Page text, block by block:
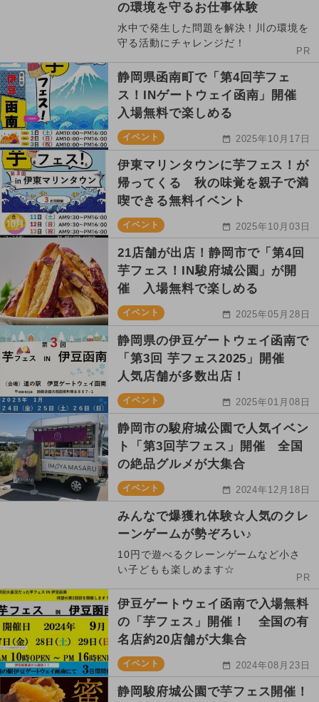
の環境を守るお仕事体験
水中で発生した問題を解決！川の環境を
守る活動にチャレンジだ！
PR
静岡県函南町で「第4回芋フェ
ス！INゲートウェイ函南」開催
入場無料で楽しめる
イベント 2025年10月17日
伊東マリンタウンに芋フェス！が
帰ってくる 秋の味覚を親子で満
喫できる無料イベント
イベント 2025年10月03日
21店舗が出店！静岡市で「第4回
芋フェス！IN駿府城公園」が開
催 入場無料で楽しめる
イベント 2025年05月28日
静岡県の伊豆ゲートウェイ函南で
「第3回 芋フェス2025」開催
人気店舗が多数出店！
イベント 2025年01月08日
静岡市の駿府城公園で人気イベン
ト「第3回芋フェス」開催 全国
の絶品グルメが大集合
イベント 2024年12月18日
みんなで爆獲れ体験☆人気のクレ
ーンゲームが勢ぞろい♪
10円で遊べるクレーンゲームなど小さ
い子どもも楽しめます☆
PR
伊豆ゲートウェイ函南で入場無料
の「芋フェス」開催！ 全国の有
名店約20店舗が大集合
イベント 2024年08月23日
静岡駿府城公園で芋フェス開催！